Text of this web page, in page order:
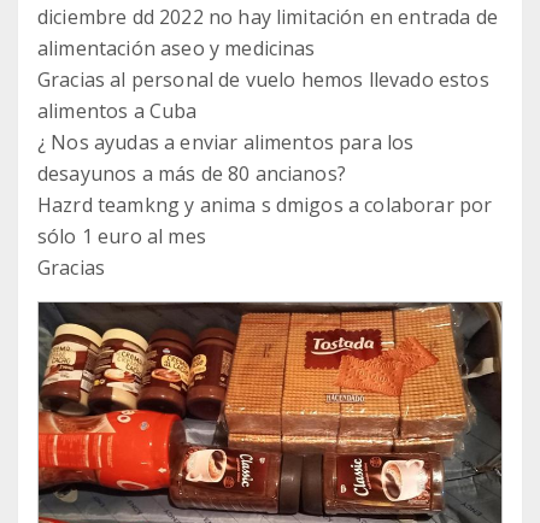
diciembre dd 2022 no hay limitación en entrada de
alimentación aseo y medicinas
Gracias al personal de vuelo hemos llevado estos
alimentos a Cuba
¿ Nos ayudas a enviar alimentos para los
desayunos a más de 80 ancianos?
Hazrd teamkng y anima s dmigos a colaborar por
sólo 1 euro al mes
Gracias